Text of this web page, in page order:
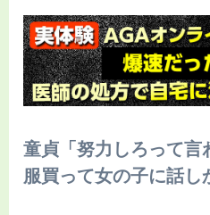
童貞「努力しろって言
服買って女の子に話し